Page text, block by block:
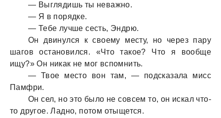
— Выглядишь ты неважно.
— Я в порядке.
— Тебе лучше сесть, Эндрю.
Он двинулся к своему месту, но через пару
шагов остановился. «Что такое? Что я вообще
ищу?» Он никак не мог вспомнить.
— Твое место вон там, — подсказала мисс
Памфри.
Он сел, но это было не совсем то, он искал что-
то другое. Ладно, потом отыщется.